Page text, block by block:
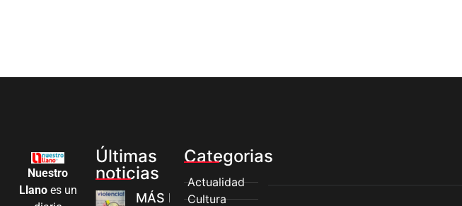
Nuestro
Llanoes un
Últimas
noticias
MÁS MUJERES
Categorias
Actualidad
Cultura